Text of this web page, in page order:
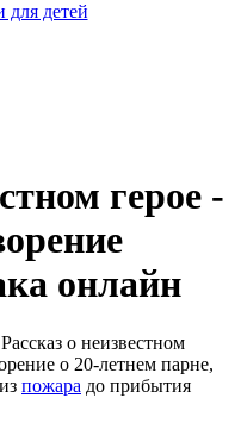
для детей
герое -
онлайн
о неизвестном
о 20-летнем парне,
пожара до прибытия